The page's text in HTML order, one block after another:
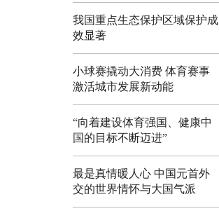
我国重点生态保护区域保护成
效显著
小球赛撬动大消费 体育赛事
激活城市发展新动能
“向着建设体育强国、健康中
国的目标不断迈进”
最是真情暖人心 中国元首外
交的世界情怀与大国气派